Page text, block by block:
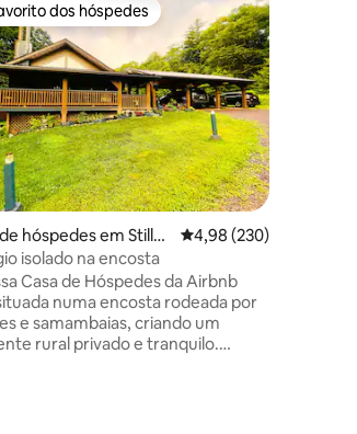
dos hóspedes mais apreciados
dos hóspedes
hóspedes em Stillw
Classificação média
4,98 (230)
isolado na encosta
Casa de Hóspedes da Airbnb
numa encosta rodeada por
e samambaias, criando um
rural privado e tranquilo.